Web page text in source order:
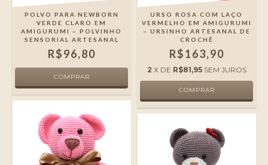
POLVO PARA NEWBORN
VERDE CLARO EM
AMIGURUMI – POLVINHO
SENSORIAL ARTESANAL
R$96,80
URSO ROSA COM LAÇO
VERMELHO EM AMIGURUMI
– URSINHO ARTESANAL DE
CROCHÊ
R$163,90
2 X DE R$81,95 SEM JUROS